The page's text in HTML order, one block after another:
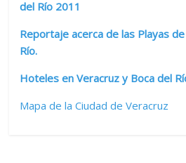
del Río 2011
Reportaje acerca de las Playas
Río.
Hoteles en Veracruz y Boca del
Mapa de la Ciudad de Veracruz